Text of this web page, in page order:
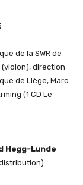
de la SWR de
direction
de Liège, Marc
(1 CD Le
Hegg-Lunde